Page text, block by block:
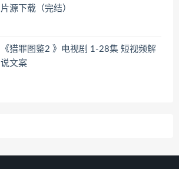
片源下载（完结）
《猎罪图鉴2 》电视剧 1-28集 短视频解
说文案